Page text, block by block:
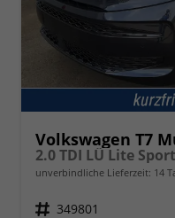
Volkswagen T7
2.0 TDI LÜ Lite
unverbindliche Lieferzeit: 14
Fahrzeugnr. 349801